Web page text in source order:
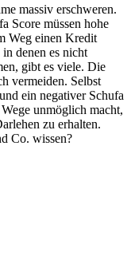
massiv erschweren.
Score müssen hohe
Weg einen Kredit
denen es nicht
gibt es viele. Die
vermeiden. Selbst
ein negativer Schufa
unmöglich macht,
zu erhalten.
Co. wissen?